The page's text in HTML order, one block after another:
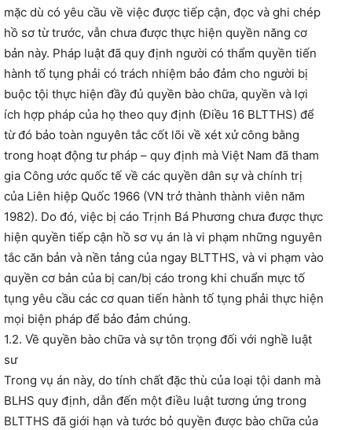
mặc dù có yêu cầu về việc được tiếp cận, đọc và ghi chép
hồ sơ từ trước, vẫn chưa được thực hiện quyền năng cơ
bản này. Pháp luật đã quy định người có thẩm quyền tiến
hành tố tụng phải có trách nhiệm bảo đảm cho người bị
buộc tội thực hiện đầy đủ quyền bào chữa, quyền và lợi
ích hợp pháp của họ theo quy định (Điều 16 BLTTHS) để
từ đó bảo toàn nguyên tắc cốt lõi về xét xử công bằng
trong hoạt động tư pháp – quy định mà Việt Nam đã tham
gia Công ước quốc tế về các quyền dân sự và chính trị
của Liên hiệp Quốc 1966 (VN trở thành thành viên năm
1982). Do đó, việc bị cáo Trịnh Bá Phương chưa được thực
hiện quyền tiếp cận hồ sơ vụ án là vi phạm những nguyên
tắc căn bản và nền tảng của ngay BLTTHS, và vi phạm vào
quyền cơ bản của bị can/bị cáo trong khi chuẩn mực tố
tụng yêu cầu các cơ quan tiến hành tố tụng phải thực hiện
mọi biện pháp để bảo đảm chúng.
1.2. Về quyền bào chữa và sự tôn trọng đối với nghề luật
sư
Trong vụ án này, do tính chất đặc thù của loại tội danh mà
BLHS quy định, dẫn đến một điều luật tương ứng trong
BLTTHS đã giới hạn và tước bỏ quyền được bào chữa của